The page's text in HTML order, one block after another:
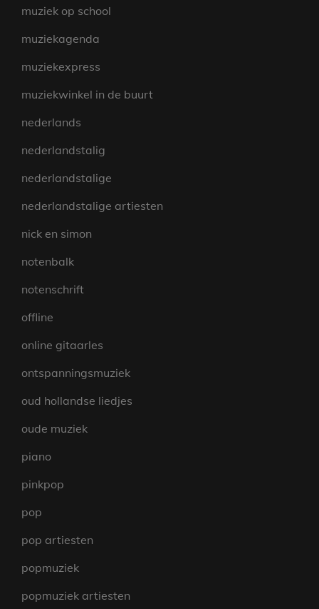
muziek op school
muziekagenda
muziekexpress
muziekwinkel in de buurt
nederlands
nederlandstalig
nederlandstalige
nederlandstalige artiesten
nick en simon
notenbalk
notenschrift
offline
online gitaarles
ontspanningsmuziek
oud hollandse liedjes
oude muziek
piano
pinkpop
pop
pop artiesten
popmuziek
popmuziek artiesten